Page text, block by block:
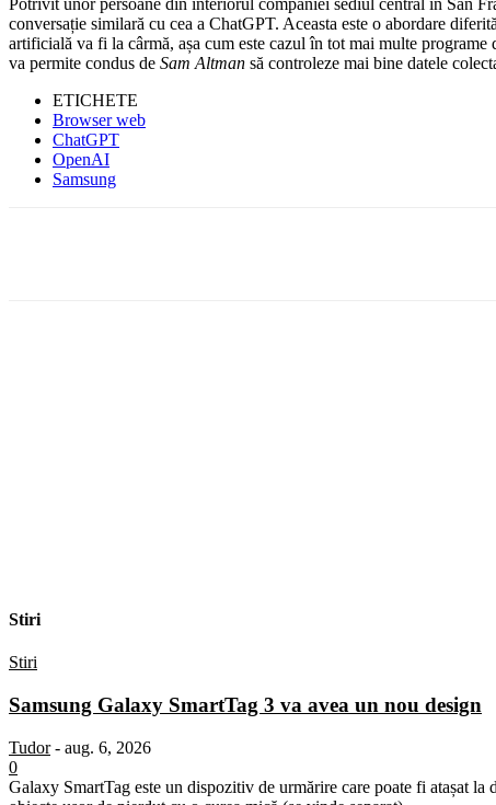
conversație similară cu cea a ChatGPT. Aceasta este o abordare
artificială va fi la cârmă, așa cum este cazul în tot mai multe
va permite condus de Sam Altman să controleze mai bine datele
ETICHETE
Browser web
ChatGPT
OpenAI
Samsung
Stiri
Stiri
Samsung Galaxy SmartTag 3 va avea un nou design
Tudor - aug. 6, 2026
0
Galaxy SmartTag este un dispozitiv de urmărire care poate fi atașat la